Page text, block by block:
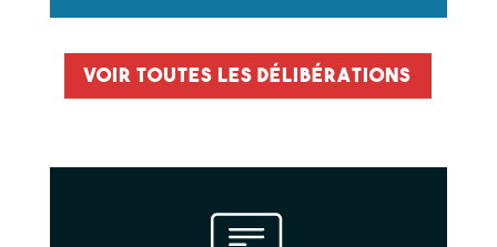
Voir toutes les délibérations